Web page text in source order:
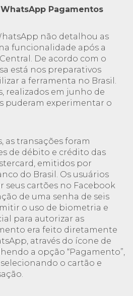
Pagamentos
não detalhou as
funcionalidade após a
De acordo com o
está nos preparativos
a ferramenta no Brasil.
realizados em junho de
puderam experimentar o
as transações foram
de débito e crédito das
emitidos por
do Brasil. Os usuários
seus cartões no Facebook
de uma senha de seis
o uso de biometria e
para autorizar as
era feito diretamente
através do ícone de
a opção “Pagamento”,
o cartão e